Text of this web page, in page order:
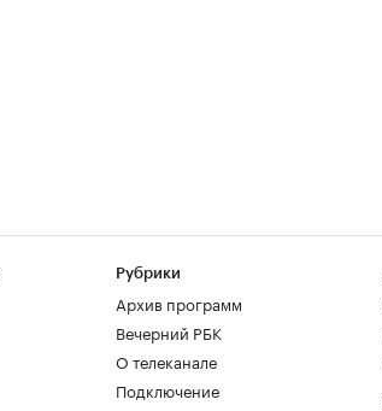
Рубрики
Архив программ
Вечерний РБК
О телеканале
Подключение